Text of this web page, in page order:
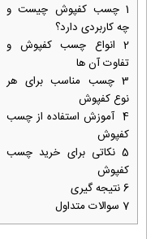
1 چسب کفپوش چیست و
چه کاربردی دارد؟
2 انواع چسب کفپوش و
تفاوت آن ‌ها
3 چسب مناسب برای هر
نوع کفپوش
4 آموزش استفاده از چسب
کفپوش
5 نکاتی برای خرید چسب
کفپوش
6نتیجه گیری
7 سوالات متداول